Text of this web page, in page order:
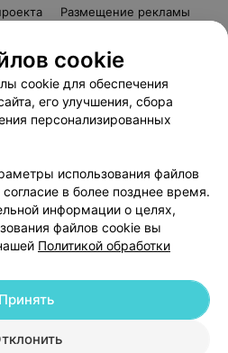
Размещение рекламы
Способы оплаты
Партнеры
103.by
данных
| 220012, Республика Беларусь,
2, пом. 16 | help@103.by
cookie
cookie для обеспечения
его улучшения, сбора
персонализированных
использования файлов
в более позднее время.
информации о целях,
файлов cookie вы
Политикой обработки
Принять